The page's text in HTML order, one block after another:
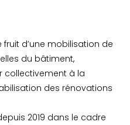
fruit d’une mobilisation de
du bâtiment,
collectivement à la
des rénovations
2019 dans le cadre